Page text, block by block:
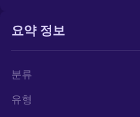
요약 정보
분류
유형